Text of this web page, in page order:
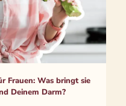
Frauen: Was bringt sie
Deinem Darm?